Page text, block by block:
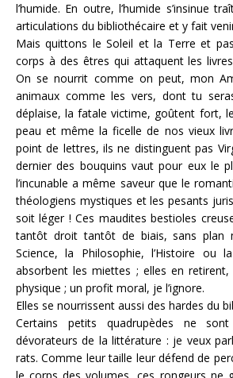
l’humide. En outre, l’humide s’insinue
articulations du bibliothécaire et y fait
Mais quittons le Soleil et la Terre et
corps à des êtres qui attaquent les
On se nourrit comme on peut, mon
animaux comme les vers, dont tu
déplaise, la fatale victime, goûtent fort,
peau et même la ficelle de nos vieux
point de lettres, ils ne distinguent pas
dernier des bouquins vaut pour eux le
l’incunable a même saveur que le
théologiens mystiques et les pesants
soit léger ! Ces maudites bestioles
tantôt droit tantôt de biais, sans plan
Science, la Philosophie, l’Histoire ou
absorbent les miettes ; elles en
physique ; un profit moral, je l’ignore.
Elles se nourrissent aussi des hardes du
Certains petits quadrupèdes ne
dévorateurs de la littérature : je veux
rats. Comme leur taille leur défend de